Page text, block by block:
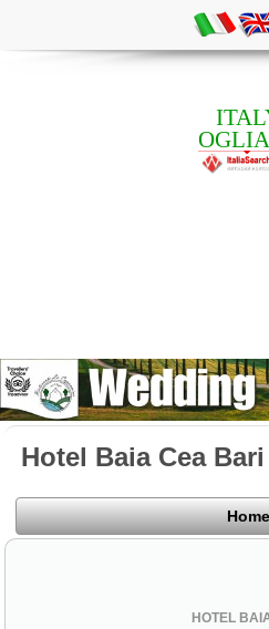
Hotel Baia Cea
Home
HOTEL